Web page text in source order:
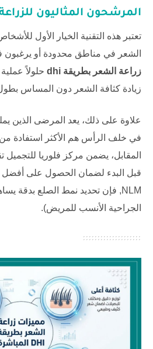
المرشحون المثاليون
تعتبر هذه التقنية الخيار الأول
الشعر في مناطق محدودة أو يرغبون
زراعة الشعر بطريقة dhi
حلولاً
زيادة كثافة الشعر دون المساس
علاوة على ذلك، يعد المرضى الذين
في خلف الرأس هم الأكثر استفادة من
المقابل، يضمن مركز فلوريا للتجميل
قبل البدء لضمان الحصول على أفضل
NLM, فإن تحديد نمط الصلع بدقة
الجراحية الأنسب للمريض).